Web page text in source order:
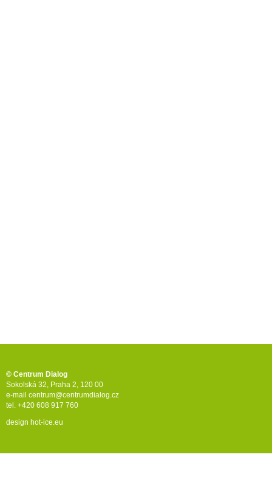
© Centrum Dialog
Sokolská 32, Praha 2, 120 00
e-mail centrum@centrumdialog.cz
tel. +420 608 917 760
design hot-ice.eu